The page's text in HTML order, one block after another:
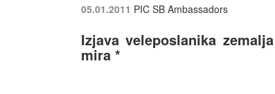
05.01.2011 PIC SB Ambassadors
Izjava veleposlanika
mira *